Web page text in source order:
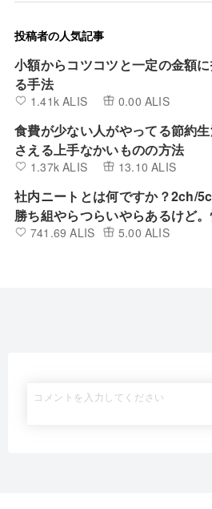
投稿者の人気記事
小額からコツコツと一定の金額
る手法
1.41k ALIS 0.00 ALIS
食費が少ない人がやってる節約
さえる上手なかいものの方法
1.37k ALIS 13.10 ALIS
社内ニートとは何ですか？2ch/
勝ち組やらつらいやらあるけど
路？741.69 ALIS 5.00 ALIS